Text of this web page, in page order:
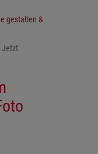
gestalten &
Jetzt